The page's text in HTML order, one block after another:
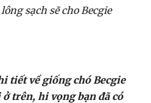
sạch sẽ cho Becgie
tiết về giống chó Becgie
trên, hi vọng bạn đã có